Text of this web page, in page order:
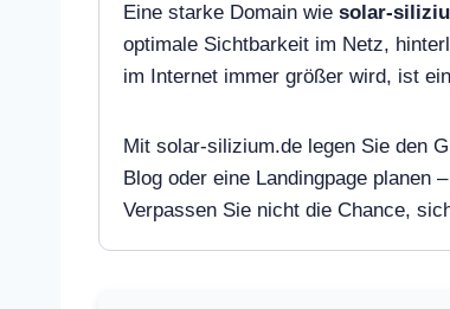
Eine starke Domain wie solar-
optimale Sichtbarkeit im Netz,
im Internet immer größer wird, ist
Mit solar-silizium.de legen Sie den
Blog oder eine Landingpage planen
Verpassen Sie nicht die Chance,